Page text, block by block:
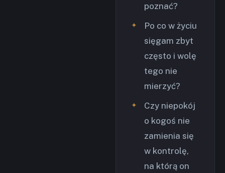
poznać?
Po co w życiu
sięgam zbyt
często i wolę
tego nie
mierzyć?
Czy niepokój
o kogoś nie
zamienia się
w kontrolę,
na którą on